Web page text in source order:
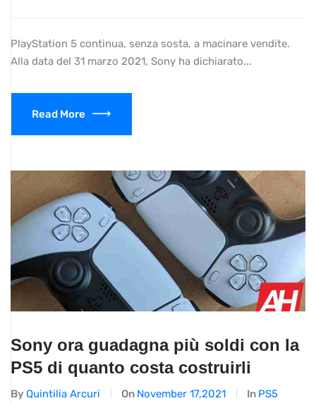
PlayStation 5 continua, senza sosta, a macinare vendite.
Alla data del 31 marzo 2021, Sony ha dichiarato...
Read More
Sony ora guadagna più soldi con la
PS5 di quanto costa costruirli
By Quintilia Arcuri On November 17,2021 In PS5